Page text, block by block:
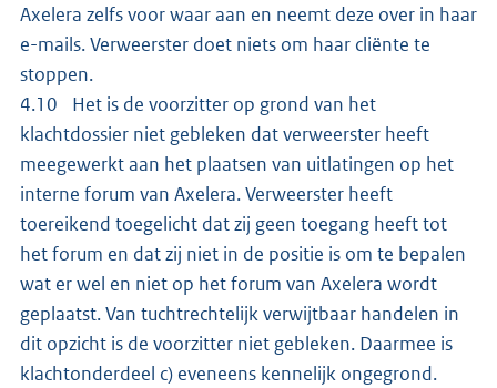
Axelera zelfs voor waar aan en neemt deze over in haar
e-mails. Verweerster doet niets om haar cliënte te
stoppen.
4.10 Het is de voorzitter op grond van het
klachtdossier niet gebleken dat verweerster heeft
meegewerkt aan het plaatsen van uitlatingen op het
interne forum van Axelera. Verweerster heeft
toereikend toegelicht dat zij geen toegang heeft tot
het forum en dat zij niet in de positie is om te bepalen
wat er wel en niet op het forum van Axelera wordt
geplaatst. Van tuchtrechtelijk verwijtbaar handelen in
dit opzicht is de voorzitter niet gebleken. Daarmee is
klachtonderdeel c) eveneens kennelijk ongegrond.